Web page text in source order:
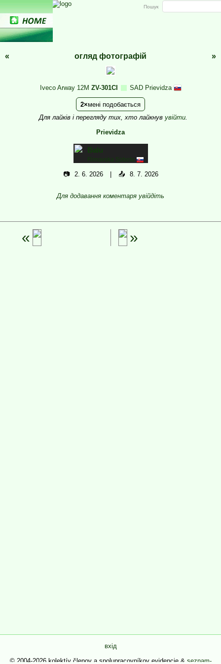
« огляд фотографій »
Iveco Arway 12M ZV-301CI SAD Prievidza
2 мені подобається
Для лайків і перегляду тих, хто лайкнув увійти.
Prievidza
Balu
Rimavska Sobota
📷 2. 6. 2026 📤 8. 7. 2026
Для додавання коментаря увійдіть
Пошук
вхід
© 2004-2026 kolektív členov a spolupracovníkov evidencie & seznam-